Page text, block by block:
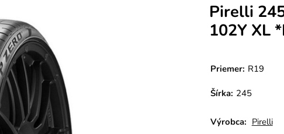
Pirelli
102Y XL
Priemer: R19
Šírka: 245
Výrobca: Pirelli